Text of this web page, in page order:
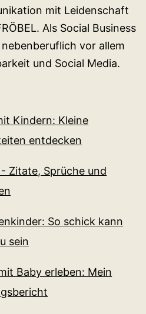
mit Leidenschaft
Als Social Business
vor allem
und Social Media.
Kindern: Kleine
entdecken
Zitate, Sprüche und
So schick kann
sein
Baby erleben: Mein